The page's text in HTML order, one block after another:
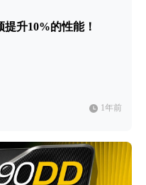
升10%的性能！
1年前